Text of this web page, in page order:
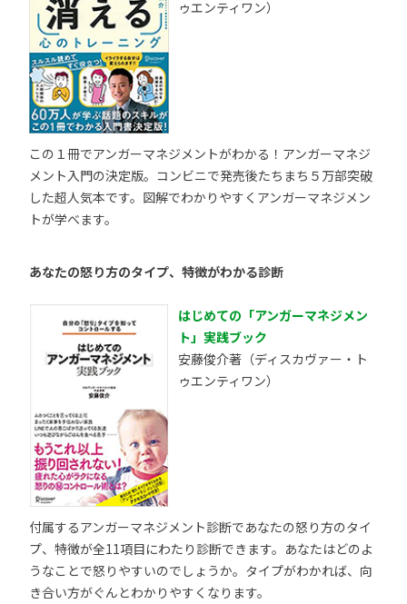
ゥエンティワン）
この１冊でアンガーマネジメントがわかる！アンガーマネジ
メント入門の決定版。コンビニで発売後たちまち５万部突破
した超人気本です。図解でわかりやすくアンガーマネジメン
トが学べます。
あなたの怒り方のタイプ、特徴がわかる診断
はじめての「アンガーマネジメン
ト」実践ブック
安藤俊介著（ディスカヴァー・ト
ゥエンティワン）
付属するアンガーマネジメント診断であなたの怒り方のタイ
プ、特徴が全11項目にわたり診断できます。あなたはどのよ
うなことで怒りやすいのでしょうか。タイプがわかれば、向
き合い方がぐんとわかりやすくなります。